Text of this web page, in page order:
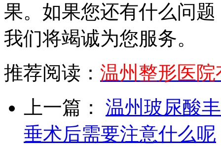
果。如果您还有什么问
我们将竭诚为您服务。
推荐阅读： 温州整形医院
上一篇：
温州玻尿酸
垂术后需要注意什么呢